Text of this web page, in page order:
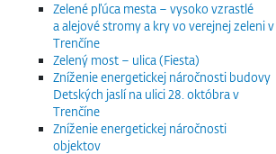
Zelené pľúca mesta – vysoko vzrastlé
a alejové stromy a kry vo verejnej zeleni v
Trenčíne
Zelený most – ulica (Fiesta)
Zníženie energetickej náročnosti budovy
Detských jaslí na ulici 28. októbra v
Trenčíne
Zníženie energetickej náročnosti
objektov